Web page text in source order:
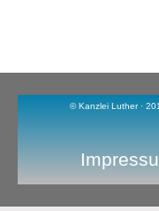
© Kanzlei Luther ·